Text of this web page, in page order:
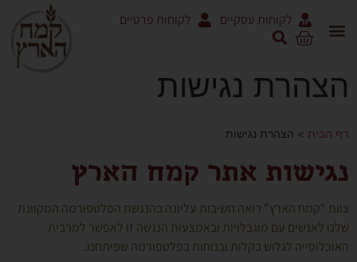
לקוחות עסקיים לקוחות פרטיים
הצהרת נגישות
דף הבית > הצהרת נגישות
נגישות אתר קמח הארץ
צוות "קמח הארץ" רואה חשיבות עליונה בהנגשת הפלטפורמה המקוונת
שלנו לאנשים עם מוגבלויות ובאמצעות הנגשה זו לאפשר למרבית
האוכלוסייה לגלוש בקלות ובנוחות בפלטפורמה שפיתחנו.